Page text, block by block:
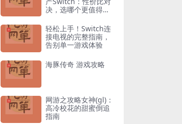
决，选哪个更值得入
轻松上手！Switch连
接电视的完整指南，
告别单一游戏体验
海豚传奇 游戏攻略
网游之攻略女神(gl)：
高冷校花的甜蜜倒追
指南